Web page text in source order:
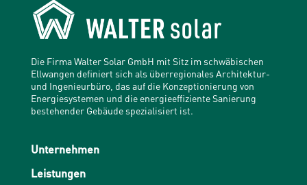
Die Firma Walter Solar GmbH mit Sitz im schwäbischen
Ellwangen definiert sich als überregionales Architektur-
und Ingenieurbüro, das auf die Konzeptionierung von
Energiesystemen und die energieeffiziente Sanierung
bestehender Gebäude spezialisiert ist.
Unternehmen
Leistungen